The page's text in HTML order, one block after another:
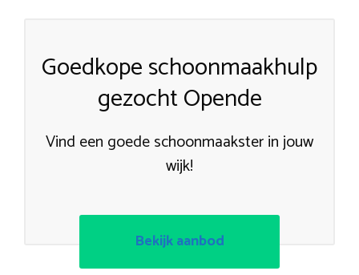
Goedkope schoonmaakhulp
gezocht Opende
Vind een goede schoonmaakster in jouw
wijk!
Bekijk aanbod